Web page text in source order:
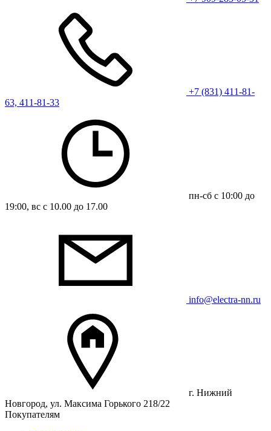
+7 (831) 411-81-
63, 411-81-33
пн-сб с 10:00 до
19:00, вс с 10.00 до 17.00
info@electra-nn.ru
г. Нижний
Новгород, ул. Максима Горького 218/22
Покупателям